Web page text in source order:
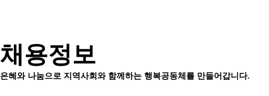
채용정보
은혜와 나눔으로 지역사회와 함께하는 행복공동체를 만들어갑니다.